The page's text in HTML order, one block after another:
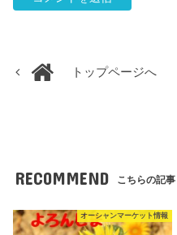
トップページへ
RECOMMEND こちらの記事
オーシャンマーケット情報